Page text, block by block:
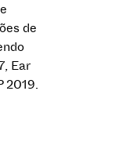
de
Ear
2019.